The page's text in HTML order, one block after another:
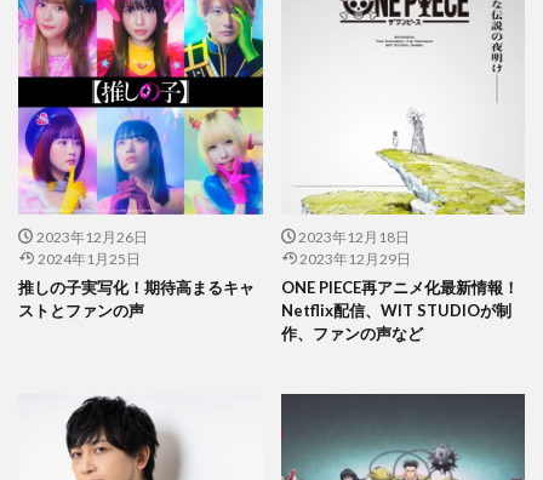
2023年12月26日
2024年1月25日
推しの子実写化！期待高まるキャ
ストとファンの声
2023年12月18日
2023年12月29日
ONE PIECE再アニメ化最新情報！
Netflix配信、WIT STUDIOが制
作、ファンの声など